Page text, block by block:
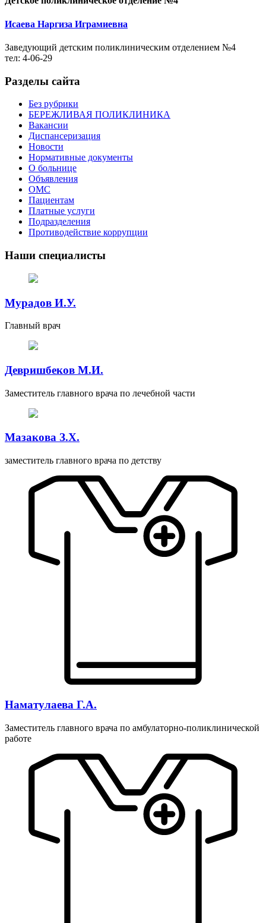
Исаева Наргиза Играмиевна
Заведующий детским поликлиническим отделением №4
тел: 4-06-29
Разделы сайта
Без рубрики
БЕРЕЖЛИВАЯ ПОЛИКЛИНИКА
Вакансии
Диспансеризация
Новости
Нормативные документы
О больнице
Объявления
ОМС
Пациентам
Платные услуги
Подразделения
Противодействие коррупции
Наши специалисты
Мурадов И.У.
Главный врач
Девришбеков М.И.
Заместитель главного врача по лечебной части
Мазакова З.Х.
заместитель главного врача по детству
Наматулаева Г.А.
Заместитель главного врача по амбулаторно-поликлинической
работе